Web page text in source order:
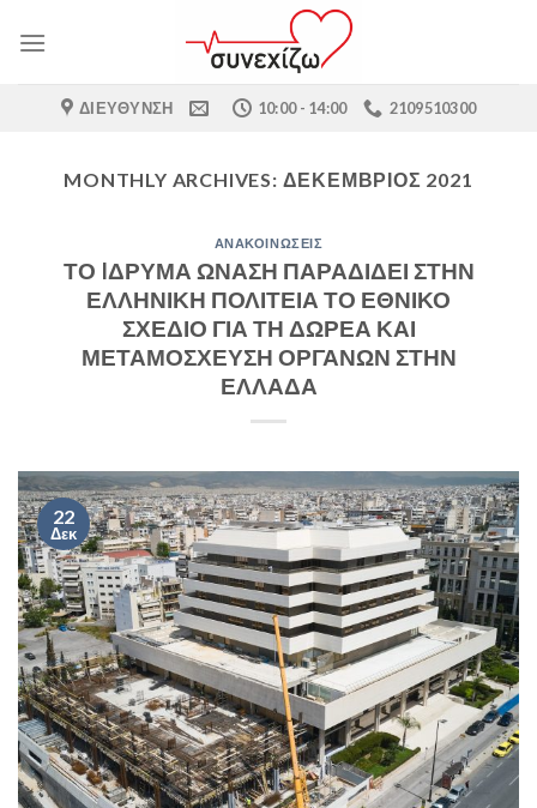
ΔΙΕΎΘΥΝΣΗ 10:00 - 14:00 2109510300
MONTHLY ARCHIVES: ΔΕΚΈΜΒΡΙΟΣ 2021
ΑΝΑΚΟΙΝΏΣΕΙΣ
ΤΟ IΔΡΥΜΑ ΩΝΑΣΗ ΠΑΡΑΔΙΔΕΙ ΣΤΗΝ
ΕΛΛΗΝΙΚΗ ΠΟΛΙΤΕΙΑ ΤΟ ΕΘΝΙΚΟ
ΣΧΕΔΙΟ ΓΙΑ ΤΗ ΔΩΡΕΑ ΚΑΙ
ΜΕΤΑΜΟΣΧΕΥΣΗ ΟΡΓΑΝΩΝ ΣΤΗΝ
ΕΛΛΑΔΑ
22
Δεκ